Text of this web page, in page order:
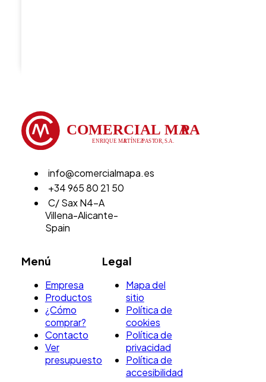
info@comercialmapa.es
+34 965 80 21 50
C/ Sax N4-A
Villena-Alicante-
Spain
Menú
Empresa
Productos
¿Cómo
comprar?
Contacto
Ver
presupuesto
Legal
Mapa del
sitio
Política de
cookies
Política de
privacidad
Política de
accesibilidad